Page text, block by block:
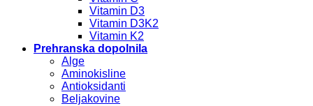
Vitamin D3
Vitamin D3K2
Vitamin K2
Prehranska dopolnila
Alge
Aminokisline
Antioksidanti
Beljakovine